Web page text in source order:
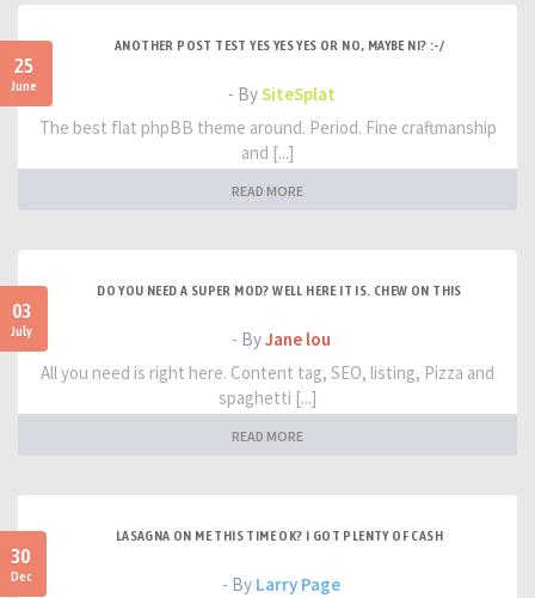
25
June
ANOTHER POST TEST YES YES YES OR NO, MAYBE NI? :-/
- BySiteSplat
The best flat phpBB theme around. Period. Fine craftmanship
and [...]
READ MORE
03
July
DO YOU NEED A SUPER MOD? WELL HERE IT IS. CHEW ON THIS
- ByJane lou
All you need is right here. Content tag, SEO, listing, Pizza and
spaghetti [...]
READ MORE
30
Dec
LASAGNA ON ME THIS TIME OK? I GOT PLENTY OF CASH
- By Larry Page